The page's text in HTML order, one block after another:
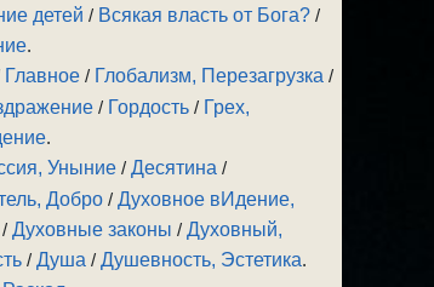
детей / Всякая власть от Бога? /
.
Главное / Глобализм, Перезагрузка /
/ Гордость / Грех,
.
Уныние /Десятина /
Добро /Духовное вИдение,
/Духовные законы /Духовный,
/Душа /Душевность, Эстетика.